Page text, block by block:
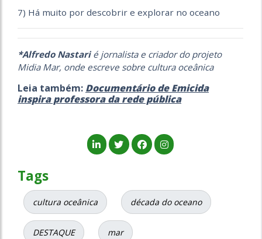
7) Há muito por descobrir e explorar no oceano
*Alfredo Nastarié jornalista e criador do projeto
Midia Mar, onde escreve sobre cultura oceânica
Leia também: Documentário de Emicida
inspira professora da rede pública
Tags
cultura oceânica década do oceano
DESTAQUE mar